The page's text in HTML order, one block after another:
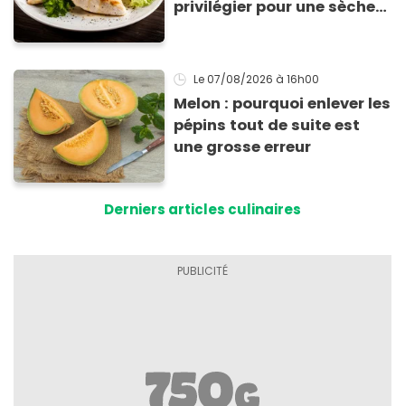
privilégier pour une sèche
Le 07/08/2026 à 16h00
Melon : pourquoi enlever les
pépins tout de suite est
une grosse erreur
Derniers articles culinaires